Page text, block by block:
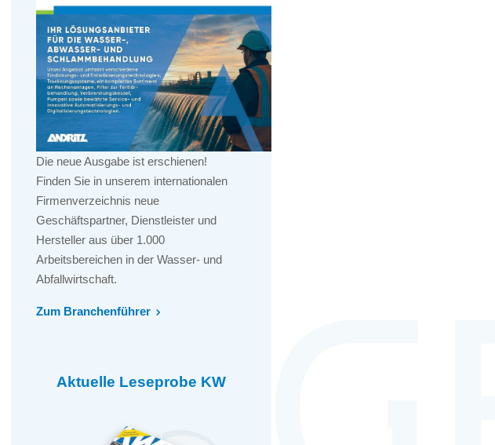
Die neue Ausgabe ist erschienen!
Finden Sie in unserem internationalen
Firmenverzeichnis neue
Geschäftspartner, Dienstleister und
Hersteller aus über 1.000
Arbeitsbereichen in der Wasser- und
Abfallwirtschaft.
Zum Branchenführer
Aktuelle Leseprobe KW